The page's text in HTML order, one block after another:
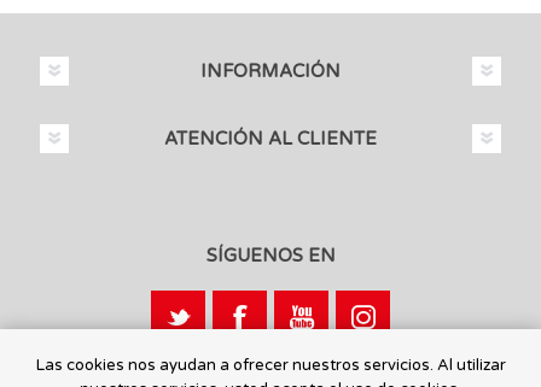
INFORMACIÓN
ATENCIÓN AL CLIENTE
SÍGUENOS EN
Las cookies nos ayudan a ofrecer nuestros servicios. Al utilizar